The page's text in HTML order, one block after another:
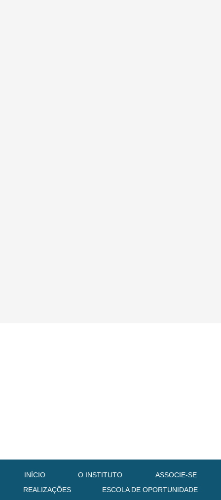
INÍCIO O INSTITUTO
ASSOCIE-SE
REALIZAÇÕES
ESCOLA DE OPORTUNIDADE